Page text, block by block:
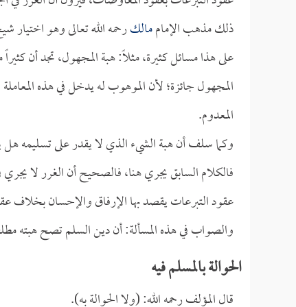
ذلك مذهب الإماممالكرحمه الله تعالى وهو اختيار
على هذا مسائل كثيرة، مثلاً: هبة المجهول، تجد أن
المجهول جائزة؛ لأن الموهوب له يدخل في هذه
المعدوم.
وكما سلف أن هبة الشيء الذي لا يقدر على تسليمه
فالكلام السابق يجري هنا، فالصحيح أن الغرر لا
عقود التبرعات يقصد بها الإرفاق والإحسان بخلاف
والصواب في هذه المسألة: أن دين السلم تصح هبته
الحوالة بالمسلم فيه
قال المؤلف رحمه الله: (ولا الحوالة به).